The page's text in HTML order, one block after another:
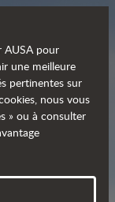
AUSA pour
une meilleure
pertinentes sur
nous vous
» ou à consulter